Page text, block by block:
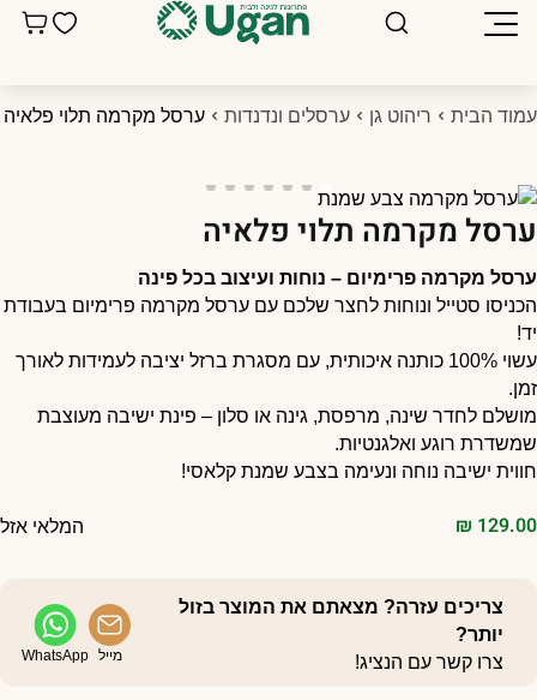
הבית ריהוט גן ערסלים ונדנדות ערסל מקרמה תלוי פלאיה
מקרמה תלוי פלאיה
₪
מקרמה פרימיום – נוחות ועיצוב בכל פינה
סטייל ונוחות לחצר שלכם עם ערסל מקרמה פרימיום בעבודת
עשוי 100% כותנה איכותית, עם מסגרת ברזל יציבה לעמידות לאורך
לחדר שינה, מרפסת, גינה או סלון – פינת ישיבה מעוצבת
רוגע ואלגנטיות.
ישיבה נוחה ונעימה בצבע שמנת קלאסי!
המלאי אזל
צריכים עזרה? מצאתם את המוצר בזול
יותר?
צרו קשר עם הנציג!
מייל WhatsApp